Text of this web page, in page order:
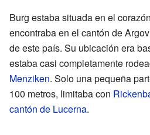
Burg estaba situada en el
encontraba en el cantón de
de este país. Su ubicación era
estaba casi completamente
Menziken. Solo una pequeña
100 metros, limitaba con
cantón de Lucerna.